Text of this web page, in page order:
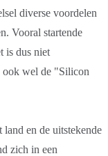
diverse voordelen
Vooral startende
is dus niet
ook wel de "Silicon
en de uitstekende
zich in een